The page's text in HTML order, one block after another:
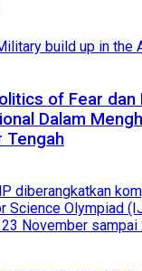
of Fear dan
Dalam
Tengah